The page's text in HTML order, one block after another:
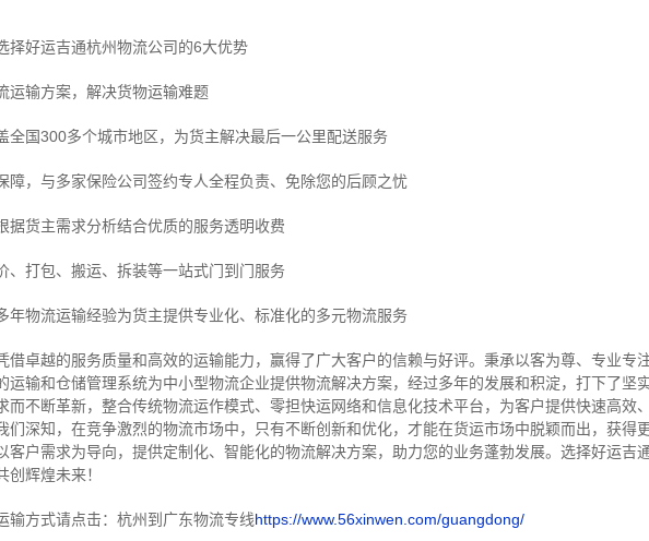
择好运吉通杭州物流公司的6大优势
运输方案，解决货物运输难题
全国300多个城市地区，为货主解决最后一公里配送服务
障，与多家保险公司签约专人全程负责、免除您的后顾之忧
据货主需求分析结合优质的服务透明收费
、打包、搬运、拆装等一站式门到门服务
年物流运输经验为货主提供专业化、标准化的多元物流服务
借卓越的服务质量和高效的运输能力，赢得了广大客户的信赖与好评。 秉承以客为尊、专业专
运输和仓储管理系统为中小型物流企业提供物流解决方案，经过多年的发展和积淀，打下了坚
而不断革新，整合传统物流运作模式、零担快运网络和信息化技术平台，为客户提供快速高效
们深知，在竞争激烈的物流市场中，只有不断创新和优化，才能在货运市场中脱颖而出，获得更
客户需求为导向，提供定制化、智能化的物流解决方案，助力您的业务蓬勃发展。选择好运吉
辉煌未来！
输方式请点击：杭州到广东物流专线https://www.56xinwen.com/guangdong/